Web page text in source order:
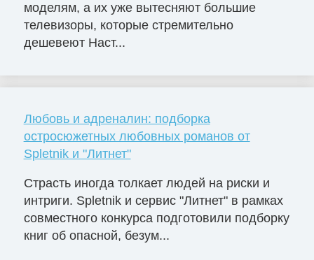
моделям, а их уже вытесняют большие
телевизоры, которые стремительно
дешевеют Наст...
Любовь и адреналин: подборка
остросюжетных любовных романов от
Spletnik и "Литнет"
Страсть иногда толкает людей на риски и
интриги. Spletnik и сервис "Литнет" в рамках
совместного конкурса подготовили подборку
книг об опасной, безум...